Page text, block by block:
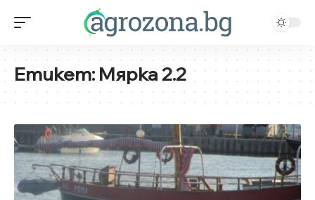
Етикет:Мярка 2.2